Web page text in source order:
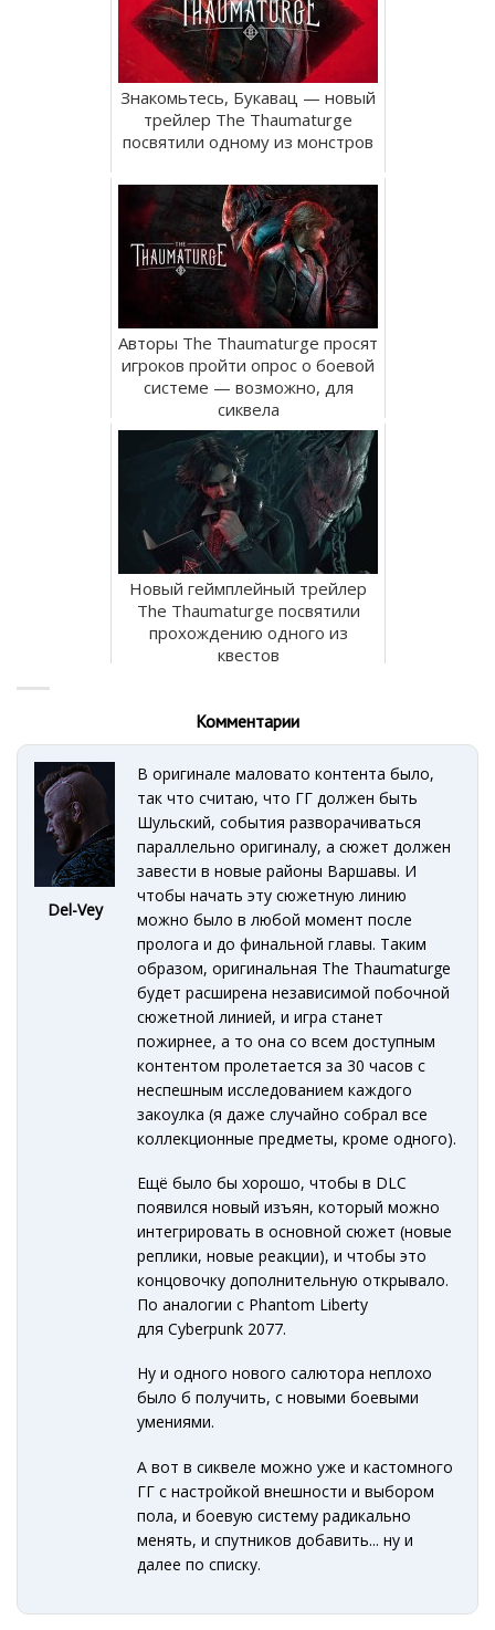
Знакомьтесь, Букавац — новый
трейлер The Thaumaturge
посвятили одному из монстров
Авторы The Thaumaturge просят
игроков пройти опрос о боевой
системе — возможно, для
сиквела
Новый геймплейный трейлер
The Thaumaturge посвятили
прохождению одного из
квестов
Комментарии
Del-Vey
В оригинале маловато контента было,
так что считаю, что ГГ должен быть
Шульский, события разворачиваться
параллельно оригиналу, а сюжет должен
завести в новые районы Варшавы. И
чтобы начать эту сюжетную линию
можно было в любой момент после
пролога и до финальной главы. Таким
образом, оригинальная The Thaumaturge
будет расширена независимой побочной
сюжетной линией, и игра станет
пожирнее, а то она со всем доступным
контентом пролетается за 30 часов с
неспешным исследованием каждого
закоулка (я даже случайно собрал все
коллекционные предметы, кроме одного).
Ещё было бы хорошо, чтобы в DLC
появился новый изъян, который можно
интегрировать в основной сюжет (новые
реплики, новые реакции), и чтобы это
концовочку дополнительную открывало.
По аналогии с Phantom Liberty
для Cyberpunk 2077.
Ну и одного нового салютора неплохо
было б получить, с новыми боевыми
умениями.
А вот в сиквеле можно уже и кастомного
ГГ с настройкой внешности и выбором
пола, и боевую систему радикально
менять, и спутников добавить... ну и
далее по списку.